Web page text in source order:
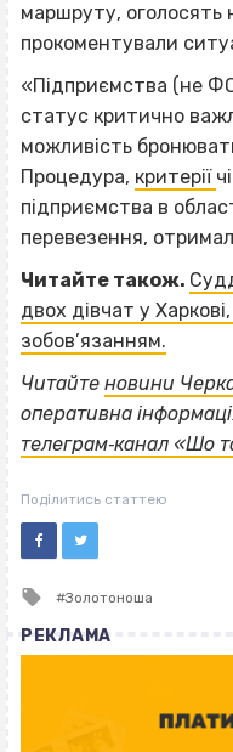
маршруту, оголосять
прокоментували
«Підприємства (не
статус критично
можливість
Процедура, критерії
підприємства в
перевезення,
Читайте також.
двох дівчат у
зобов’язанням.
Читайте новини
оперативна
телеграм‐канал «Шо
Поділитись статтею
Tagged
Золотоноша
РЕКЛАМА